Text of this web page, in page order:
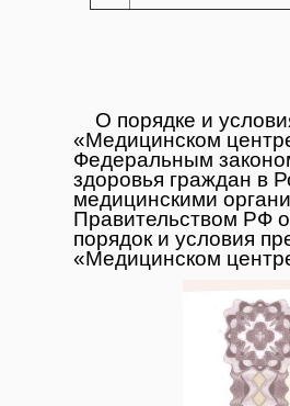
О порядке и
«Медицинском
Федеральным
здоровья граждан в
медицинскими
Правительством РФ
порядок и условия
«Медицинском